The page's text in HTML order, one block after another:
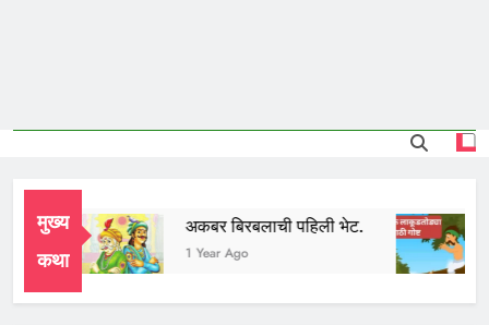
मुख्य
कथा
अकबर बिरबलाची पहिली भेट.
1 Year Ago